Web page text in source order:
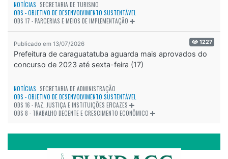
NOTÍCIAS SECRETARIA DE TURISMO
ODS - OBJETIVO DE DESENVOLVIMENTO SUSTENTÁVEL
ODS 17 - PARCERIAS E MEIOS DE IMPLEMENTAÇÃO
Publicado em 13/07/2026 1227
Prefeitura de caraguatatuba aguarda mais aprovados do
concurso de 2023 até sexta-feira (17)
NOTÍCIAS SECRETARIA DE ADMINISTRAÇÃO
ODS - OBJETIVO DE DESENVOLVIMENTO SUSTENTÁVEL
ODS 16 - PAZ, JUSTIÇA E INSTITUIÇÕES EFICAZES
ODS 8 - TRABALHO DECENTE E CRESCIMENTO ECONÔMICO